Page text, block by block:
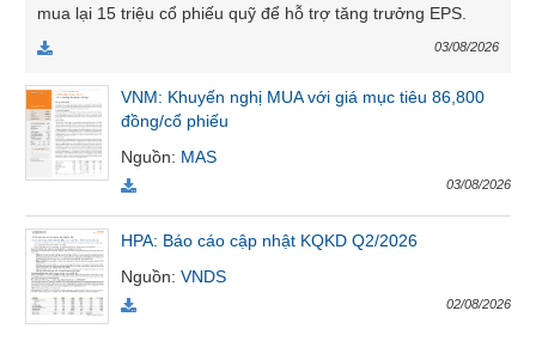
mua lại 15 triệu cổ phiếu quỹ để hỗ trợ tăng trưởng EPS.
03/08/2026
VNM: Khuyến nghị MUA với giá mục tiêu 86,800
đồng/cổ phiếu
Nguồn: MAS
03/08/2026
HPA: Báo cáo cập nhật KQKD Q2/2026
Nguồn:VNDS
02/08/2026
DỊCH
VỤ
TRUYỀN
THÔNG
TIỆN
ÍCH